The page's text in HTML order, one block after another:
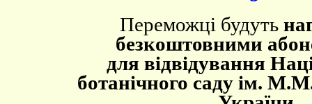
Переможці будуть
безкоштовними
для відвідування
ботанічного саду ім.